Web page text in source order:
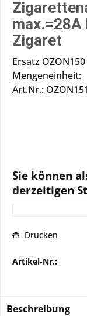
Zigaret
Ersatz
Mengeneinheit:
Art.Nr.:
Sie können
derzeitigen
Drucken
Artikel-Nr.:
Beschreibung